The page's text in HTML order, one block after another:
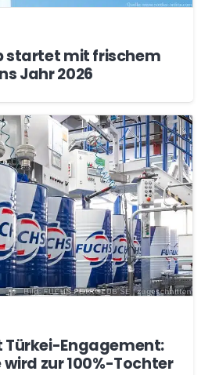
startet mit frischem
Jahr 2026
Türkei-Engagement:
zur 100%-Tochter